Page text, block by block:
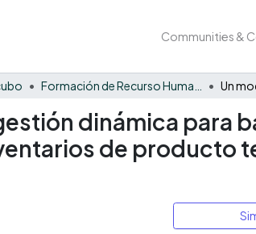
Communities &
dinámica para
de producto